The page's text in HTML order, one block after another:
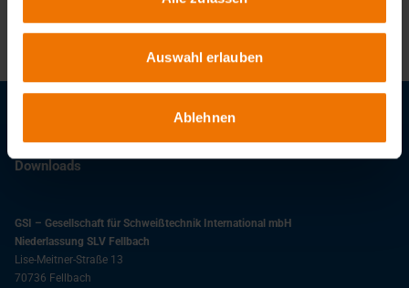
Auswahl erlauben
Ablehnen
Downloads
GSI – Gesellschaft für Schweißtechnik International mbH
Niederlassung SLV Fellbach
Lise-Meitner-Straße 13
70736 Fellbach